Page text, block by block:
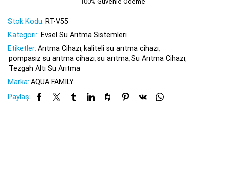
Stok Kodu: RT-V55
Kategori:
Evsel Su Arıtma Sistemleri
Etiketler: Arıtma Cihazı, kaliteli su arıtma cihazı,
pompasız su arıtma cihazı,su arıtma,Su Arıtma Cihazı,
Tezgah Altı Su Arıtma
Marka: AQUA FAMILY
Paylaş: